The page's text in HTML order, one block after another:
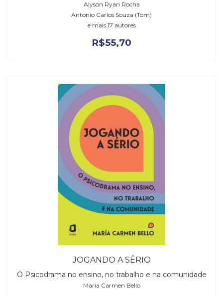
Alyson Ryan Rocha
Antonio Carlos Souza (Tom)
e mais 17 autores
R$55,70
JOGANDO A SÉRIO
O Psicodrama no ensino, no trabalho e na comunidade
Maria Carmen Bello